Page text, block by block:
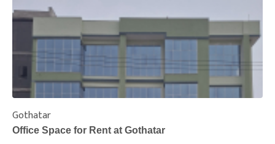
Gothatar
Office Space for Rent at Gothatar